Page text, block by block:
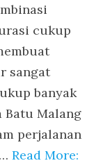
cukup
sangat
banyak
Batu Malang
perjalanan
Read More: